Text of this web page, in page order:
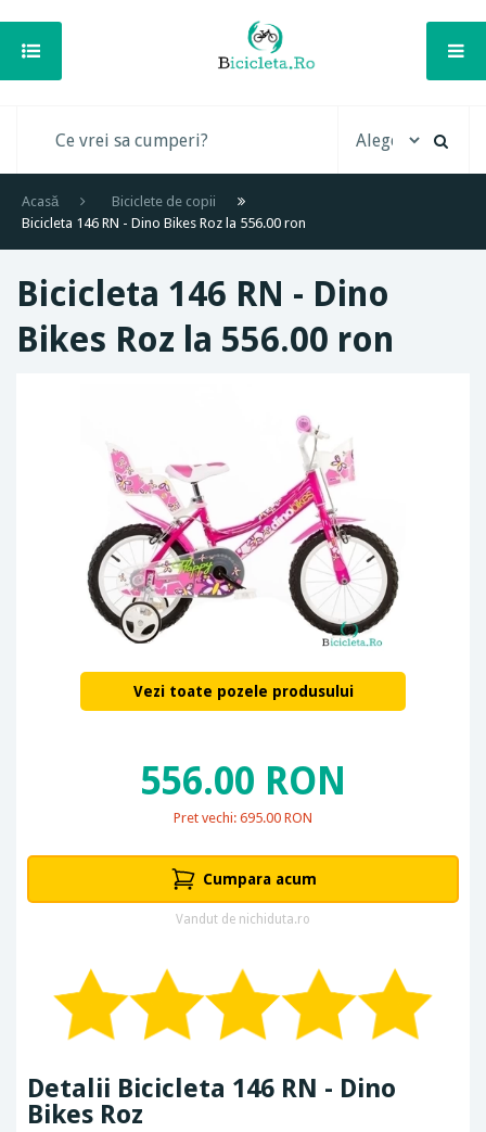
Acasă
Biciclete de copii
Bicicleta 146 RN - Dino Bikes Roz la 556.00 ron
Bicicleta 146 RN - Dino
Bikes Roz la 556.00 ron
Vezi toate pozele produsului
556.00 RON
Pret vechi: 695.00 RON
Cumpara acum
Vandut de nichiduta.ro
Detalii Bicicleta 146 RN - Dino
Bikes Roz